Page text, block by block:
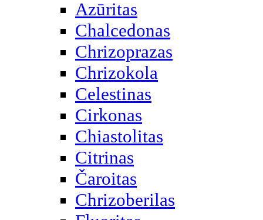
Azūritas
Chalcedonas
Chrizoprazas
Chrizokola
Celestinas
Cirkonas
Chiastolitas
Citrinas
Čaroitas
Chrizoberilas